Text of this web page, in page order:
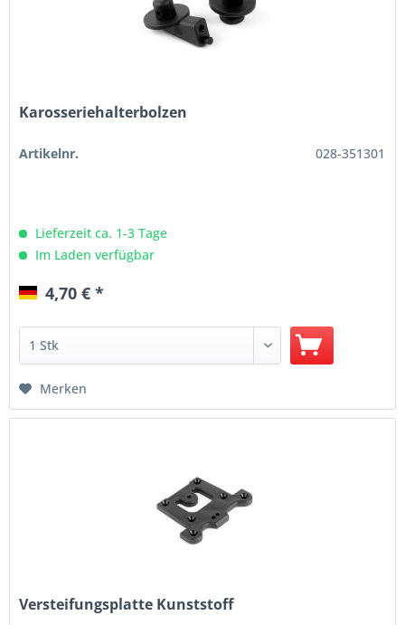
Karosseriehalterbolzen
Artikelnr. 028-351301
Lieferzeit ca. 1-3 Tage
Im Laden verfügbar
4,70 € *
Merken
Versteifungsplatte Kunststoff